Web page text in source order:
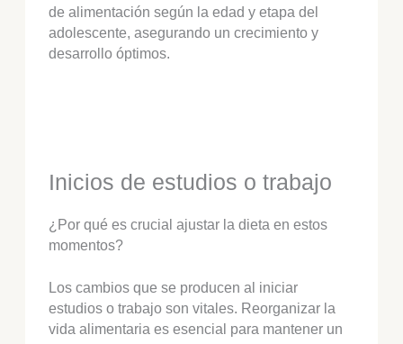
de alimentación según la edad y etapa del
adolescente, asegurando un crecimiento y
desarrollo óptimos.
Inicios de estudios o trabajo
¿Por qué es crucial ajustar la dieta en estos
momentos?
Los cambios que se producen al iniciar
estudios o trabajo son vitales. Reorganizar la
vida alimentaria es esencial para mantener un